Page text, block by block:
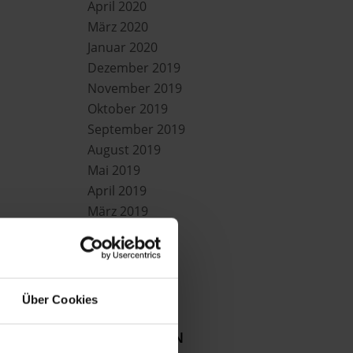
Über Cookies
April 2020
März 2020
Januar 2020
Dezember 2019
November 2019
Oktober 2019
September 2019
August 2019
Mai 2019
April 2019
März 2019
Februar 2019
Mai 2018
KATEGORIEN